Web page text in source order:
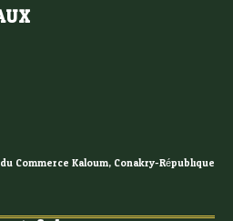
Commerce Kaloum, Conakry-République